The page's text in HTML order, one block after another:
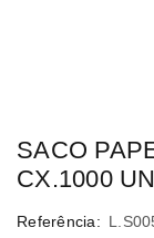
SACO
CX.1000
Referência: